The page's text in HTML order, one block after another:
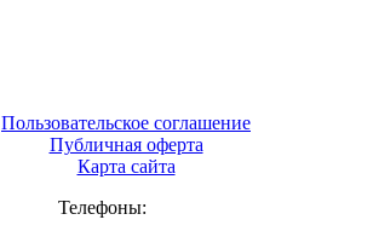
Пользовательское соглашение
Публичная оферта
Карта сайта
Телефоны: